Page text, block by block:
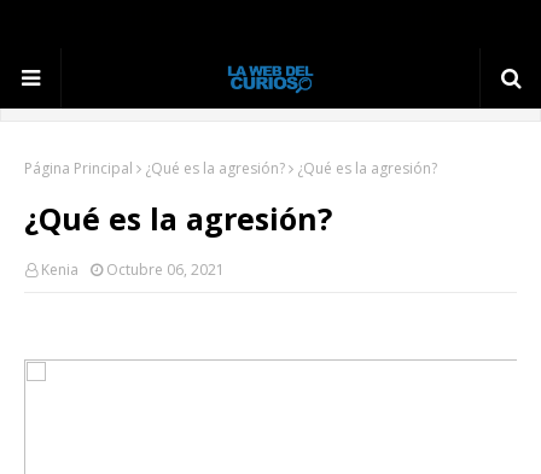
Página Principal ¿Qué es la agresión? ¿Qué es la agresión?
¿Qué es la agresión?
Kenia Octubre 06, 2021